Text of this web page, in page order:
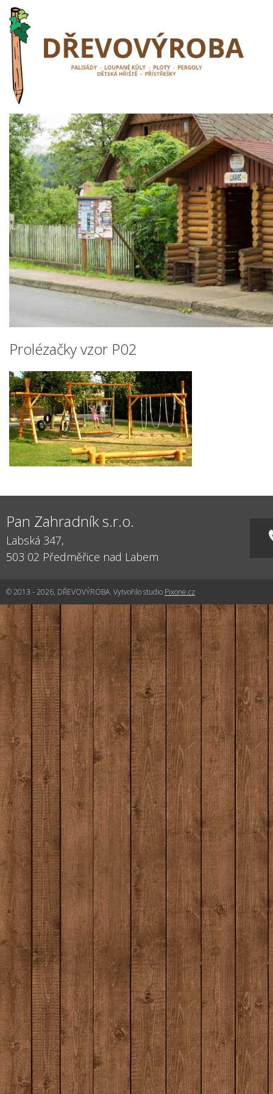
Prolézačky vzor P02
Pan Zahradník s.r.o.
Labská 347,
503 02 Předměřice nad Labem
© 2013 - 2026, DŘEVOVÝROBA. Vytvořilo studio Pixone.cz